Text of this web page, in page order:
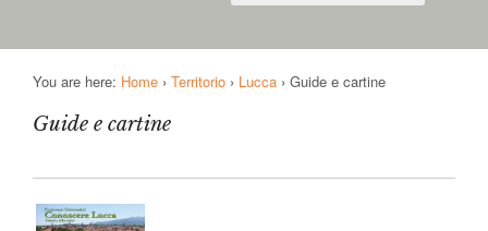
You are here: Home › Territorio › Lucca › Guide e cartine
Guide e cartine